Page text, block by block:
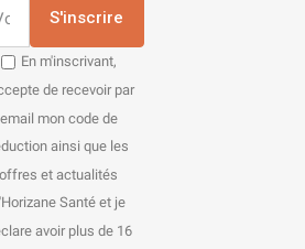
S'inscrire
En m'inscrivant,
de recevoir par
email mon code de
ainsi que les
offres et actualités
Santé et je
avoir plus de 16